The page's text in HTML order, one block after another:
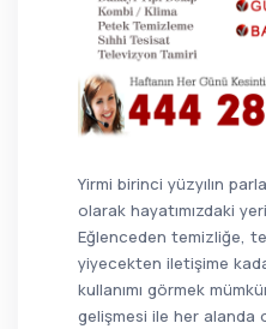
Yirmi birinci yüzyılın
olarak hayatımızdaki
Eğlenceden temizliğe,
yiyecekten iletişime
kullanımı görmek
gelişmesi ile her alanda